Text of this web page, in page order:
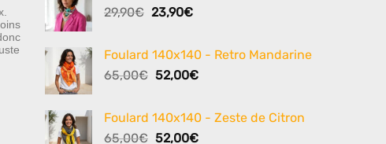
29,90€ Le
était :
29,90€.
23,90€Le
est :
23,90€.
Foulard 140x140 - Retro Mandarine
65,00€ Le
était :
65,00€.
52,00€Le
est :
52,00€.
Foulard 140x140 - Zeste de Citron
65,00€ Le
52,00€Le